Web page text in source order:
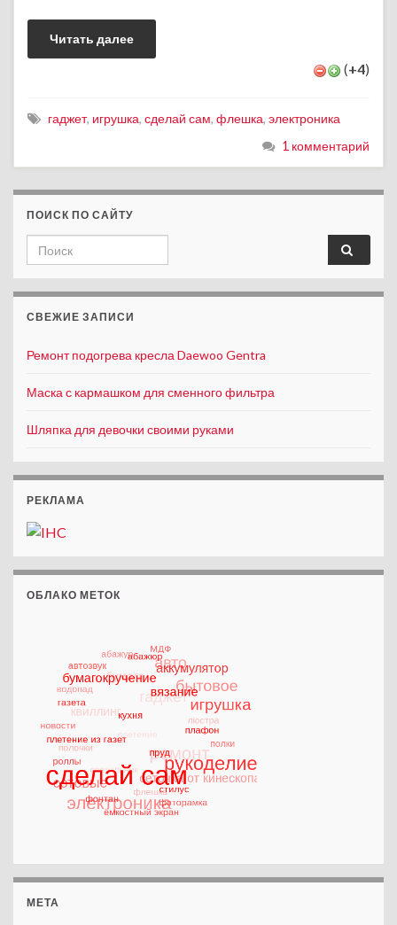
Читать далее
(+4)
гаджет, игрушка, сделай сам, флешка, электроника
1 комментарий
ПОИСК ПО САЙТУ
Search for:
СВЕЖИЕ ЗАПИСИ
Ремонт подогрева кресла Daewoo Gentra
Маска с кармашком для сменного фильтра
Шляпка для девочки своими руками
РЕКЛАМА
ОБЛАКО МЕТОК
МЕТА